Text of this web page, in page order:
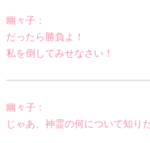
幽々子：
だったら勝負よ！
私を倒してみせなさい！
幽々子：
じゃあ、神霊の何について知り